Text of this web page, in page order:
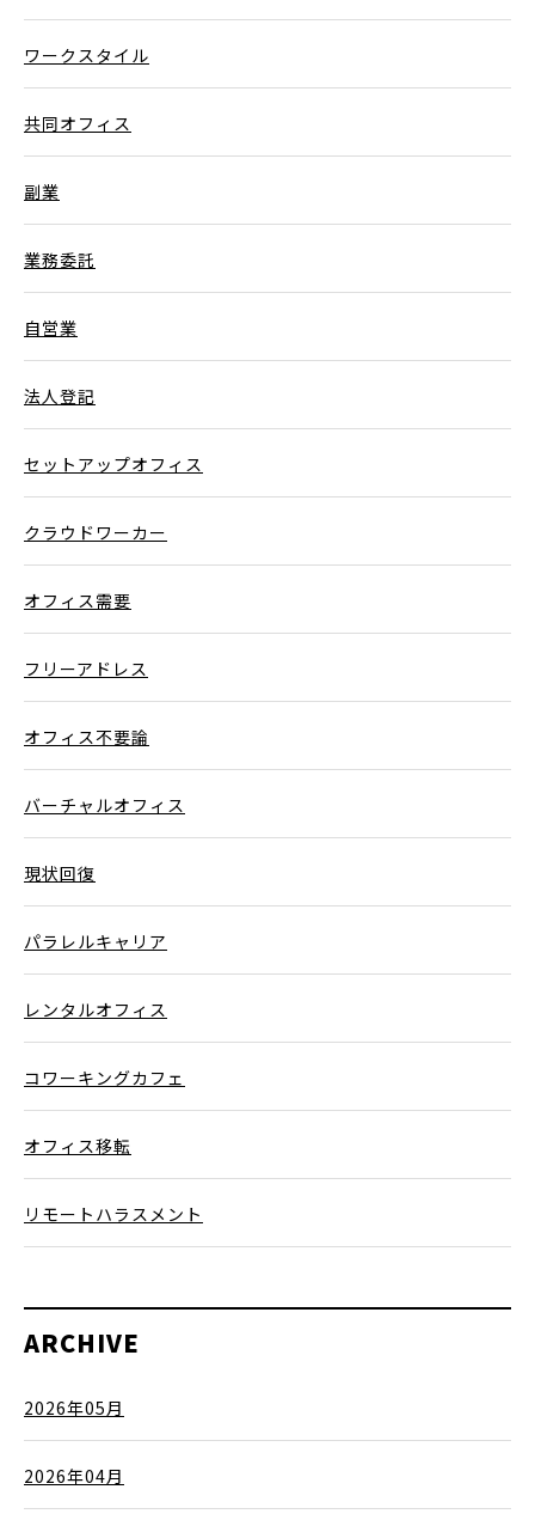
ワークスタイル
共同オフィス
副業
業務委託
自営業
法人登記
セットアップオフィス
クラウドワーカー
オフィス需要
フリーアドレス
オフィス不要論
バーチャルオフィス
現状回復
パラレルキャリア
レンタルオフィス
コワーキングカフェ
オフィス移転
リモートハラスメント
ARCHIVE
2026年05月
2026年04月